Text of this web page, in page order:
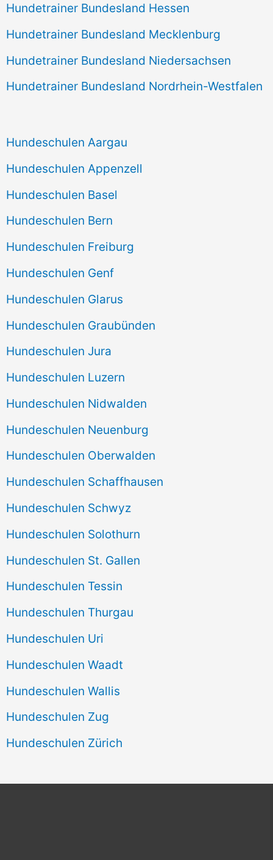
Hundetrainer Bundesland Hessen
Hundetrainer Bundesland Mecklenburg
Hundetrainer Bundesland Niedersachsen
Hundetrainer Bundesland Nordrhein-Westfalen
Hundeschulen Aargau
Hundeschulen Appenzell
Hundeschulen Basel
Hundeschulen Bern
Hundeschulen Freiburg
Hundeschulen Genf
Hundeschulen Glarus
Hundeschulen Graubünden
Hundeschulen Jura
Hundeschulen Luzern
Hundeschulen Nidwalden
Hundeschulen Neuenburg
Hundeschulen Oberwalden
Hundeschulen Schaffhausen
Hundeschulen Schwyz
Hundeschulen Solothurn
Hundeschulen St. Gallen
Hundeschulen Tessin
Hundeschulen Thurgau
Hundeschulen Uri
Hundeschulen Waadt
Hundeschulen Wallis
Hundeschulen Zug
Hundeschulen Zürich